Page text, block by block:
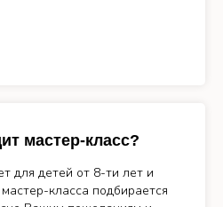
мастер-класс?
для детей от 8-ти лет и
класса подбирается